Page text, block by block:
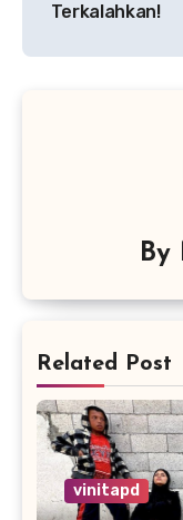
Terkalahkan!
By
Related Post
vinitapd